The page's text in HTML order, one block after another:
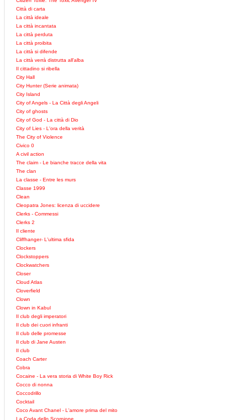
Città di carta
La città ideale
La città incantata
La città perduta
La città proibita
La città si difende
La città verrà distrutta all'alba
Il cittadino si ribella
City Hall
City Hunter (Serie animata)
City Island
City of Angels - La Città degli Angeli
City of ghosts
City of God - La città di Dio
City of Lies - L'ora della verità
The City of Violence
Civico 0
A civil action
The claim - Le bianche tracce della vita
The clan
La classe - Entre les murs
Classe 1999
Clean
Cleopatra Jones: licenza di uccidere
Clerks - Commessi
Clerks 2
Il cliente
Cliffhanger- L'ultima sfida
Clockers
Clockstoppers
Clockwatchers
Closer
Cloud Atlas
Cloverfield
Clown
Clown in Kabul
Il club degli imperatori
Il club dei cuori infranti
Il club delle promesse
Il club di Jane Austen
Il club
Coach Carter
Cobra
Cocaine - La vera storia di White Boy Rick
Cocco di nonna
Coccodrillo
Cocktail
Coco Avant Chanel - L'amore prima del mito
La Coda dello Scorpione